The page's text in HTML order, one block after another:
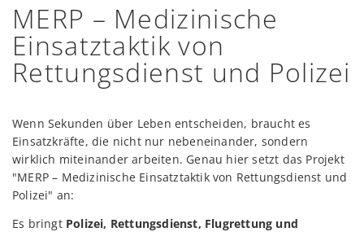
MERP – Medizinische
Einsatztaktik von
Rettungsdienst und Polizei
Wenn Sekunden über Leben entscheiden, braucht es
Einsatzkräfte, die nicht nur nebeneinander, sondern
wirklich miteinander arbeiten. Genau hier setzt das Projekt
"MERP – Medizinische Einsatztaktik von Rettungsdienst und
Polizei" an:
Es bringtPolizei, Rettungsdienst, Flugrettung und